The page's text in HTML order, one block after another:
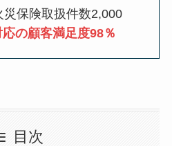
保険取扱件数2,000
の顧客満足度98％
目次